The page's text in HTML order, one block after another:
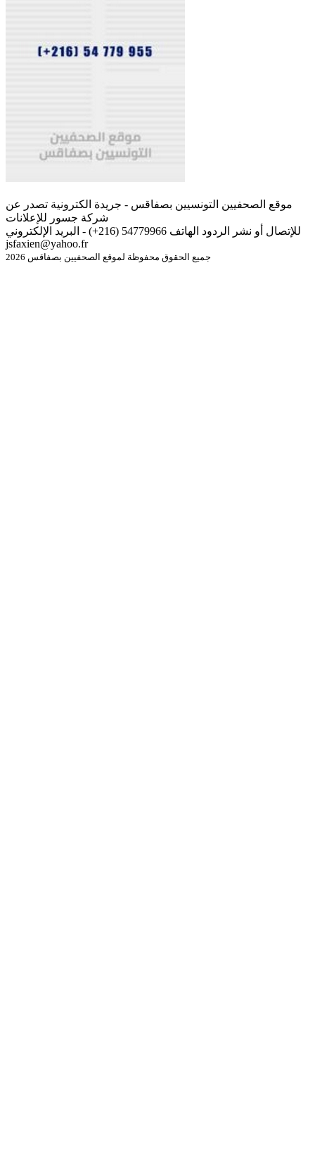
موقع الصحفيين التونسيين بصفاقس - جريدة الكترونية تصدر عن
شركة جسور للإعلانات
للإتصال أو نشر الردود الهاتف 54779966 (216+) - البريد الإلكتروني
jsfaxien@yahoo.fr
جميع الحقوق محفوظة لموقع الصحفيين بصفاقس 2026